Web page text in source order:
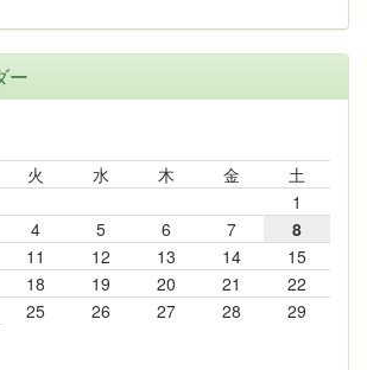
ー
火 水 木 金
土
1
4 5 6 7
8
11 12 13 14
15
18 19 20 21
22
25 26 27 28
29